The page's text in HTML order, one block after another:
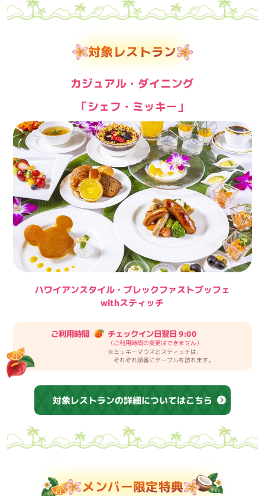
対象レストラン
カジュアル・ダイニング
「シェフ・ミッキー」
ハワイアンスタイル・ブレックファストブッフェ
withスティッチ
ご利用時間 チェックイン日翌日 9:00
（ご利用時間の変更はできません）
※ミッキーマウスとスティッチは、
それぞれ順番にテーブルを訪れます。
対象レストランの詳細についてはこちら
メンバー限定特典